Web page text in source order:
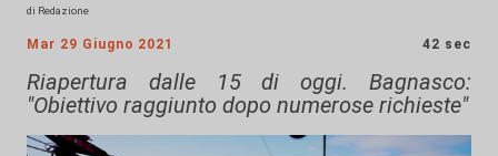
di Redazione
Mar 29 Giugno 2021 42 sec
Riapertura dalle 15 di oggi. Bagnasco:
"Obiettivo raggiunto dopo numerose richieste"